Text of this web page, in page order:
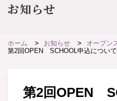
お知らせ
ホーム お知らせ
オープン
第2回OPEN SCHOOL申込について
第2回OPEN